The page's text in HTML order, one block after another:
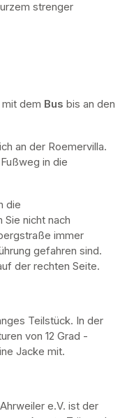
strenger
dem Bus bis an den
an der Roemervilla.
in die
die
nicht nach
immer
gefahren sind.
der rechten Seite.
Teilstück. In der
von 12 Grad -
Jacke mit.
e.V. ist der